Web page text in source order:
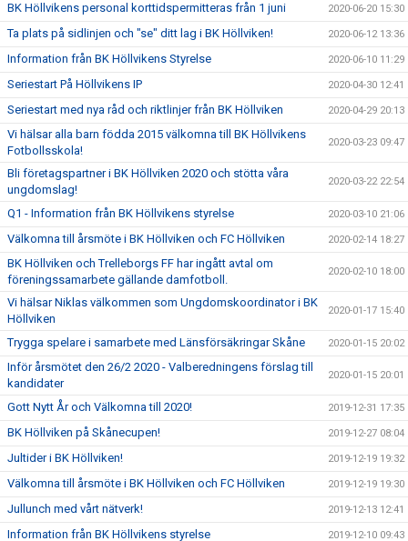
BK Höllvikens personal korttidspermitteras från 1 juni 2020-06-20 15:30
Ta plats på sidlinjen och "se" ditt lag i BK Höllviken! 2020-06-12 13:36
Information från BK Höllvikens Styrelse 2020-06-10 11:29
Seriestart På Höllvikens IP 2020-04-30 12:41
Seriestart med nya råd och riktlinjer från BK Höllviken 2020-04-29 20:13
Vi hälsar alla barn födda 2015 välkomna till BK Höllvikens
Fotbollsskola!
2020-03-23 09:47
Bli företagspartner i BK Höllviken 2020 och stötta våra
ungdomslag!
2020-03-22 22:54
Q1 - Information från BK Höllvikens styrelse 2020-03-10 21:06
Välkomna till årsmöte i BK Höllviken och FC Höllviken 2020-02-14 18:27
BK Höllviken och Trelleborgs FF har ingått avtal om
föreningssamarbete gällande damfotboll.
2020-02-10 18:00
Vi hälsar Niklas välkommen som Ungdomskoordinator i BK
Höllviken
2020-01-17 15:40
Trygga spelare i samarbete med Länsförsäkringar Skåne 2020-01-15 20:02
Inför årsmötet den 26/2 2020 - Valberedningens förslag till
kandidater
2020-01-15 20:01
Gott Nytt År och Välkomna till 2020! 2019-12-31 17:35
BK Höllviken på Skånecupen! 2019-12-27 08:04
Jultider i BK Höllviken! 2019-12-19 19:32
Välkomna till årsmöte i BK Höllviken och FC Höllviken 2019-12-19 19:30
Jullunch med vårt nätverk! 2019-12-13 12:41
Information från BK Höllvikens styrelse 2019-12-10 09:43